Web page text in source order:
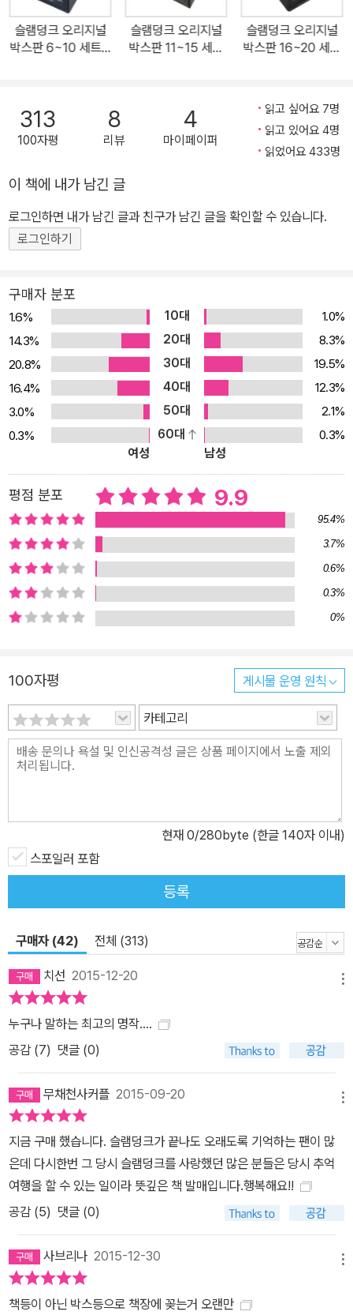
슬램덩크 오리지널
박스판 6~10 세트 -
슬램덩크 오리지널
박스판 11~15 세트
슬램덩크 오리지널
박스판 16~20 세트
313
100자평
8
리뷰
4
마이페이퍼
읽고 싶어요 7명
읽고 있어요 4명
읽었어요 433명
이 책에 내가 남긴 글
로그인하면 내가 남긴 글과 친구가 남긴 글을 확인할 수 있습니다.
로그인하기
구매자 분포
1.6% 10대
1.0%
14.3%
20대
8.3%
20.8%
30대
19.5%
16.4%
40대
12.3%
3.0%
50대
2.1%
0.3%
60대
0.3%
여성
남성
평점 분포 9.9
95.4%
3.7%
0.6%
0.3%
0%
100자평 게시물 운영 원칙
카테고리
현재 0/280byte (한글 140자 이내)
스포일러 포함
등록
구매자 (42) 전체 (313)
치선 2015-12-20
누구나 말하는 최고의 명작....
공감 (7) 댓글 (0)
무채천사커플 2015-09-20
지금 구매 했습니다. 슬램덩크가 끝나도 오래도록 기억하는 팬이 많
은데 다시한번 그 당시 슬램덩크를 사랑했던 많은 분들은 당시 추억
여행을 할 수 있는 일이라 뜻깊은 책 발매입니다.행복해요!!
공감 (5) 댓글 (0)
사브리나 2015-12-30
책등이 아닌 박스등으로 책장에 꽂는거 오랜만